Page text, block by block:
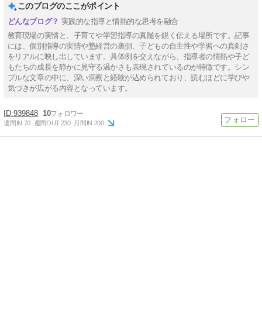
このブログのここがポイント
実践的な指導と情熱的な思考を融合
教育現場の実情と、子育てや学習指導の真髄を鋭く伝える場所です。記事
には、個別指導の実情や塾経営の裏側、子どもの自主性や学習への真剣さ
をリアルに映し出しています。具体例を交えながら、指導者の情熱や子ど
もたちの成長を静かに見守る温かさも表現されているのが特徴です。シン
プルな文章の中に、深い洞察と経験が込められており、読むほどに学びや
気づきが広がる内容となっています。
939848 10
週間IN:70 週間OUT:230 月間IN:200